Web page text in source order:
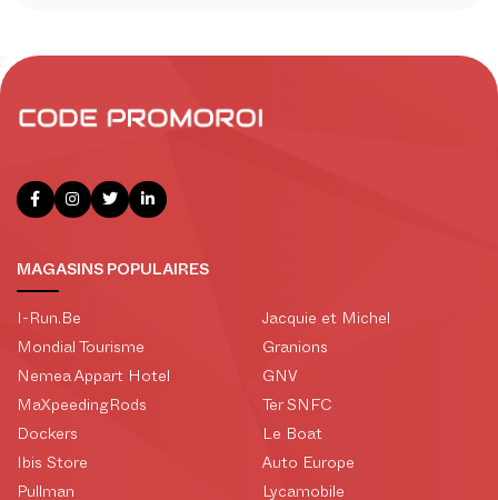
MAGASINS POPULAIRES
I-Run.Be
Mondial Tourisme
Nemea Appart Hotel
MaXpeedingRods
Dockers
Ibis Store
Pullman
Jacquie et Michel
Granions
GNV
Ter SNFC
Le Boat
Auto Europe
Lycamobile